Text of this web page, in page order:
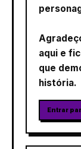
aqui e
que
história.
Entrar